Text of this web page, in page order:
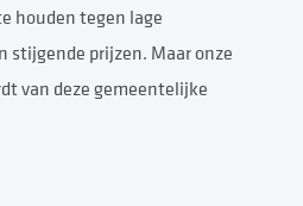
houden tegen lage
stijgende prijzen. Maar onze
van deze gemeentelijke